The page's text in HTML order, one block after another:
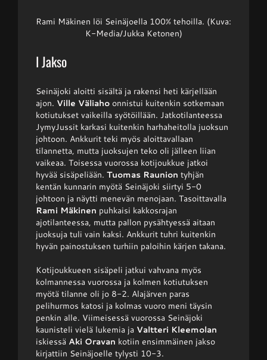
Yhteystiedot
Rami Mäkinen löi Seinäjoella 100% tehoilla. (Kuva:
K-Media/Jukka Ketonen)
I Jakso
Seinäjoki aloitti sisältä ja rakensi heti kärjellään
ajon. Ville Väliahoonnistui kuitenkin sotkemaan
kotiutukset vaikeilla syötöillään. Jatkotilanteessa
JymyJussit karkasi kuitenkin harhaheitolla juoksun
johtoon. Ankkurit teki myös aloittavallaan
tilannetta, mutta juoksujen teko oli jälleen liian
vaikeaa. Toisessa vuorossa kotijoukkue jatkoi
hyvää sisäpeliään. Tuomas Raunion tyhjän
kentän kunnarin myötä Seinäjoki siirtyi 5-0
johtoon ja näytti menevän menojaan. Tasoittavalla
Rami Mäkinen puhkaisi kakkosrajan
ajotilanteessa, mutta pallon pysähtyessä aitaan
juoksuja tuli vain kaksi. Ankkurit tuhri kuitenkin
hyvän painostuksen turhiin paloihin kärjen takana.
Kotijoukkueen sisäpeli jatkui vahvana myös
kolmannessa vuorossa ja kolmen kotiutuksen
myötä tilanne oli jo 8-2. Alajärven paras
pelihurmos katosi ja kolmas vuoro meni täysin
penkin alle. Viimeisessä vuorossa Seinäjoki
kaunisteli vielä lukemia ja Valtteri Kleemolan
iskiessä Aki Oravan kotiin ensimmäinen jakso
kirjattiin Seinäjoelle tylysti 10-3.